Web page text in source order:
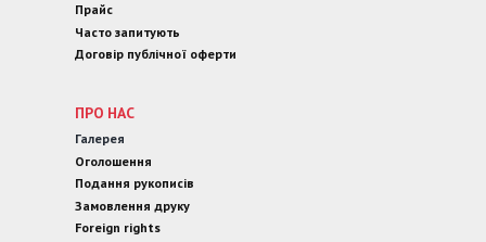
Прайс
Часто запитують
Договір публічної оферти
ПРО НАС
Галерея
Оголошення
Подання рукописів
Замовлення друку
Foreign rights